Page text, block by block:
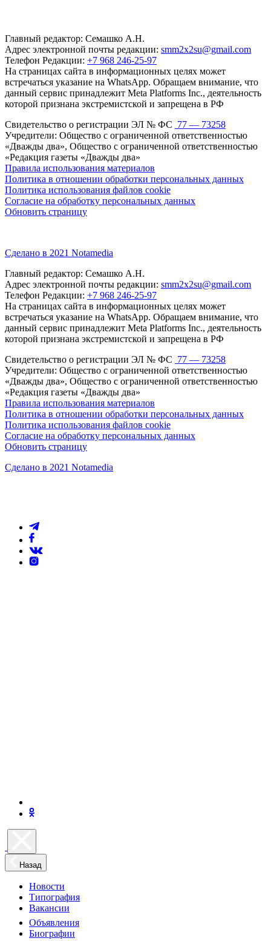
Главный редактор: Семашко А.Н.
Адрес электронной почты редакции: smm2x2su@gmail.com
Телефон Редакции: +7 968 246-25-97
На страницах сайта в информационных целях может
встречаться указание на WhatsApp. Обращаем внимание, что
данный сервис принадлежит Meta Platforms Inc., деятельность
которой признана экстремистской и запрещена в РФ
Свидетельство о регистрации ЭЛ № ФС 77 — 73258
Учредители: Общество с ограниченной ответственностью
«Дважды два», Общество с ограниченной ответственностью
«Редакция газеты «Дважды два»
Правила использования материалов
Политика в отношении обработки персональных данных
Политика использования файлов cookie
Согласие на обработку персональных данных
Обновить страницу
Сделано в 2021 Notamedia
Главный редактор: Семашко А.Н.
Адрес электронной почты редакции: smm2x2su@gmail.com
Телефон Редакции: +7 968 246-25-97
На страницах сайта в информационных целях может
встречаться указание на WhatsApp. Обращаем внимание, что
данный сервис принадлежит Meta Platforms Inc., деятельность
которой признана экстремистской и запрещена в РФ
Свидетельство о регистрации ЭЛ № ФС 77 — 73258
Учредители: Общество с ограниченной ответственностью
«Дважды два», Общество с ограниченной ответственностью
«Редакция газеты «Дважды два»
Правила использования материалов
Политика в отношении обработки персональных данных
Политика использования файлов cookie
Согласие на обработку персональных данных
Обновить страницу
Сделано в 2021 Notamedia
Назад
Новости
Типография
Вакансии
Объявления
Биографии